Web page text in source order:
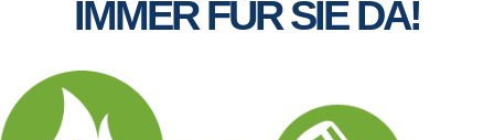
IMMER FÜR SIE DA!